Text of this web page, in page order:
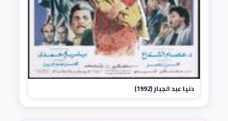
دنيا عبد الجبار (1992)